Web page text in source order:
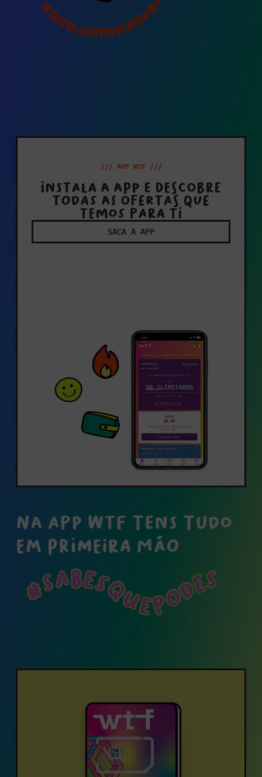
/// APP WTF ///
Instala a app e descobre
todas as ofertas que
temos para ti
SACA A APP
NA APP WTF TENS TUDO
EM PRIMEIRA MÃO